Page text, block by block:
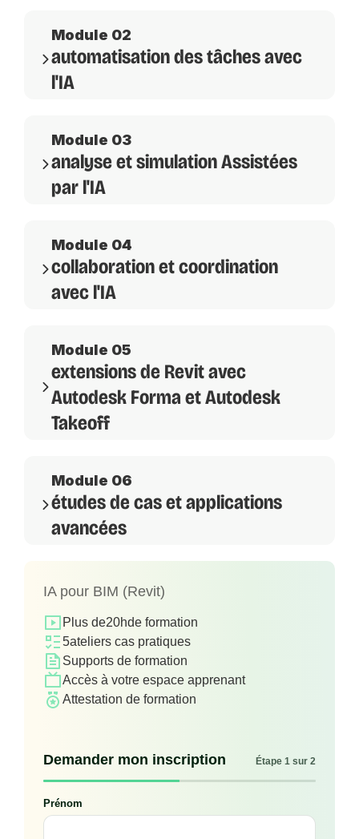
Module 02
automatisation des tâches avec
l'IA
Module 03
analyse et simulation Assistées
par l'IA
Module 04
collaboration et coordination
avec l'IA
Module 05
extensions de Revit avec
Autodesk Forma et Autodesk
Takeoff
Module 06
études de cas et applications
avancées
IA pour BIM (Revit)
Plus de20hde formation
5ateliers cas pratiques
Supports de formation
Accès à votre espace apprenant
Attestation de formation
Demander mon inscription Étape 1 sur 2
Prénom